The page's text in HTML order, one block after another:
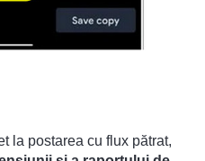
la postarea cu flux pătrat,